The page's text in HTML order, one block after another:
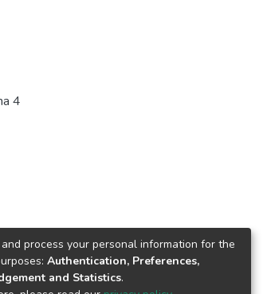
4
process your personal information for the
Authentication, Preferences,
and Statistics.